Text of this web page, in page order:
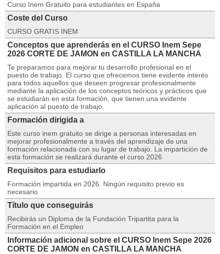
Curso Inem Gratuito para estudiantes en España
Coste del Curso
CURSO GRATIS INEM
Conceptos que aprenderás en el CURSO Inem Sepe
2026 CORTE DE JAMON en CASTILLA LA MANCHA
Te preparamos para mejorar tu desarrollo profesional en el
puesto de trabajo. El curso que ofrecemos tiene evidente interés
para todos aquellos que deseen progresar profesionalmente
mediante la aplicación de los conceptos teóricos y prácticos que
se estudiarán en esta formación, que tienen una evidente
aplicación al puesto de trabajo.
Formación dirigida a
Este curso inem gratuito se dirige a personas interesadas en
mejorar profesionalmente a través del aprendizaje de una
formación relacionada con su lugar de trabajo. La impartición de
esta formación se realizará durante el curso 2026
Requisitos para estudiarlo
Formación impartida en 2026. Ningún requisito previo es
necesario
Título que conseguirás
Recibirás un Diploma de la Fundación Tripartita para la
Formación en el Empleo
Información adicional sobre el CURSO Inem Sepe 2026
CORTE DE JAMON en CASTILLA LA MANCHA